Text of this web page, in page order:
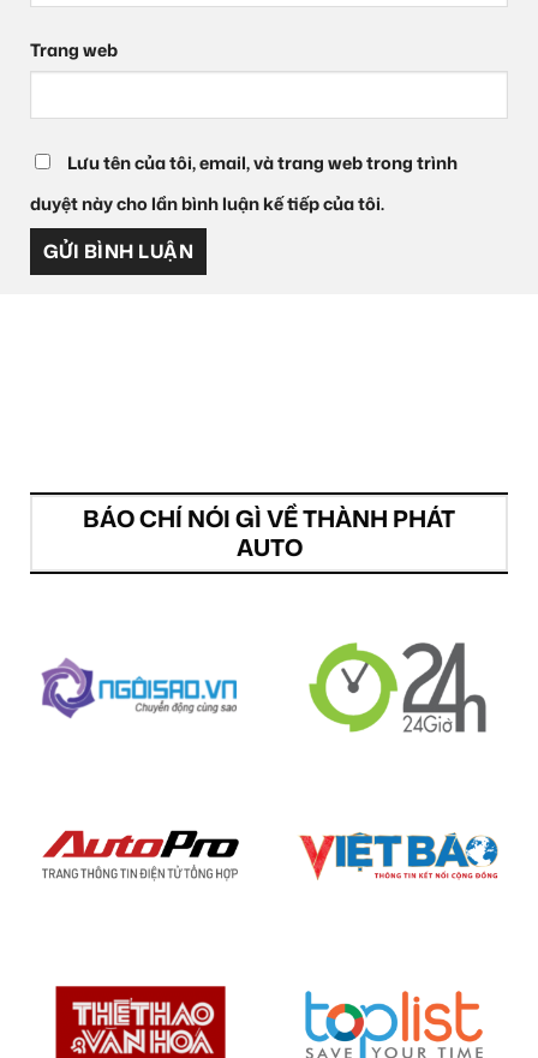
Trang web
Lưu tên của tôi, email, và trang web trong trình
duyệt này cho lần bình luận kế tiếp của tôi.
BÁO CHÍ NÓI GÌ VỀ THÀNH PHÁT
AUTO